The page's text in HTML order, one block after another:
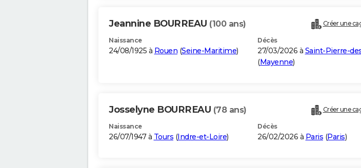
Jeannine BOURREAU (100 ans) Créer une
Naissance
24/08/1925 à Rouen (Seine-Maritime)
Décès
27/03/2026 à Saint-Pierre-
(Mayenne)
Josselyne BOURREAU (78 ans) Créer une
Naissance
26/07/1947 à Tours (Indre-et-Loire)
Décès
26/02/2026 à Paris (Paris)